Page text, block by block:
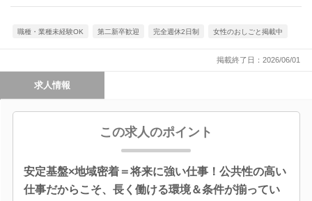
職種・業種未経験OK 第二新卒歓迎 完全週休2日制 女性のおしごと掲載中
掲載終了日：2026/06/01
求人情報
この求人のポイント
安定基盤×地域密着＝将来に強い仕事！公共性の高い
仕事だからこそ、長く働ける環境＆条件が揃ってい